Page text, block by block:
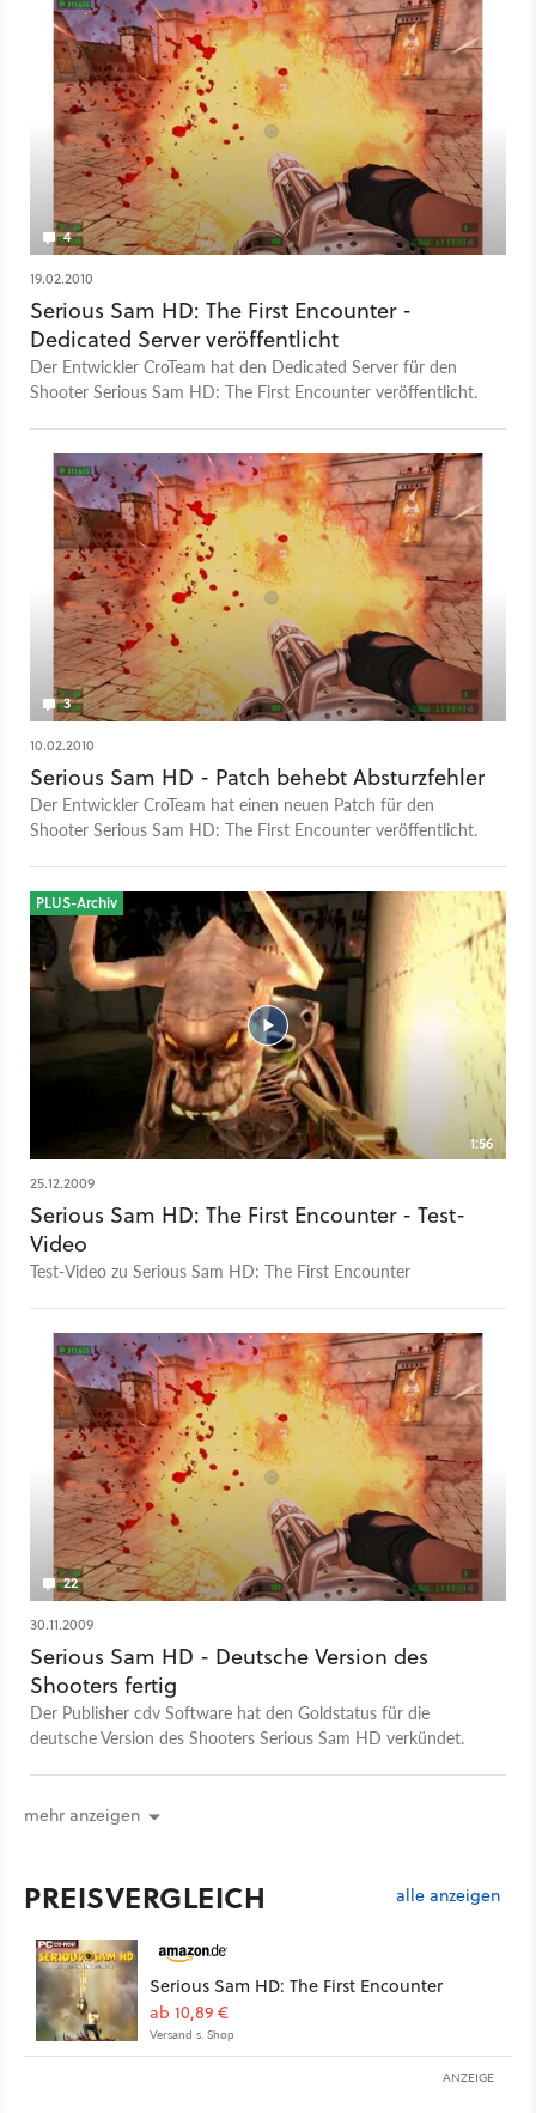
4
19.02.2010
Serious Sam HD: The First Encounter -
Dedicated Server veröffentlicht
Der Entwickler CroTeam hat den Dedicated Server für den
Shooter Serious Sam HD: The First Encounter veröffentlicht.
3
10.02.2010
Serious Sam HD - Patch behebt Absturzfehler
Der Entwickler CroTeam hat einen neuen Patch für den
Shooter Serious Sam HD: The First Encounter veröffentlicht.
1:56
PLUS-Archiv
25.12.2009
Serious Sam HD: The First Encounter - Test-
Video
Test-Video zu Serious Sam HD: The First Encounter
22
30.11.2009
Serious Sam HD - Deutsche Version des
Shooters fertig
Der Publisher cdv Software hat den Goldstatus für die
deutsche Version des Shooters Serious Sam HD verkündet.
mehr anzeigen
PREISVERGLEICH alle anzeigen
Serious Sam HD: The First Encounter
ab 10,89 €
Versand s. Shop
ANZEIGE